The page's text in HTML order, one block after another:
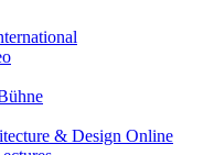
& Design Online